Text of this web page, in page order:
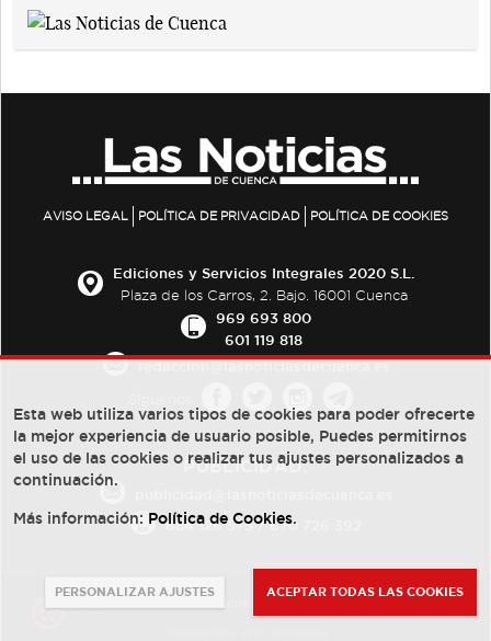
AVISO LEGAL POLÍTICA DE PRIVACIDAD POLÍTICA DE COOKIES
Ediciones y Servicios Integrales 2020 S.L.
Plaza de los Carros, 2. Bajo. 16001 Cuenca
969 693 800
601 119 818
PUBLICIDAD:
684 126 573/670 726 392
Esta web utiliza varios tipos de cookies para poder ofrecerte
la mejor experiencia de usuario posible, Puedes permitirnos
el uso de las cookies o realizar tus ajustes personalizados a
continuación.
Más información: Política de Cookies.
PERSONALIZAR AJUSTES ACEPTAR TODAS LAS COOKIES